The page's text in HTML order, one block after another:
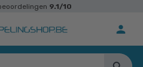
9.1/10